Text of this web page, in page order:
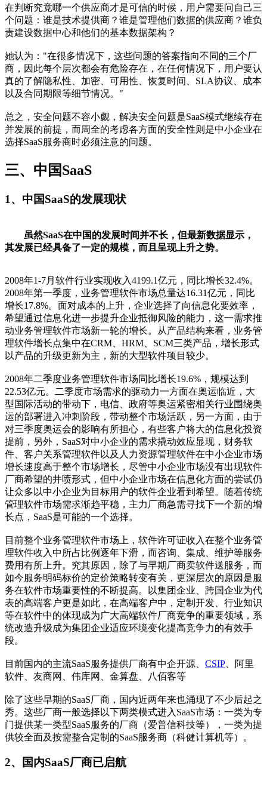
在判断究竟哪一个供应商才是可信的时候，用户需要问自己三
个问题：谁是技术提供商？谁是管理他们数据的供应商？谁负
责建设数据中心和他们的基本数据架构？
她认为："在很多情况下，这些问题的答案指向不同的三个厂
商，因此每个层次都会有危险存在，在任何情况下，用户要认
真的了解隐私性、加密、可用性、恢复时间、SLA协议、成本
以及合同期限等细节情况。"
总之，安全问题不容小觑，解决安全问题是SaaS模式继续存在
并发展的前提，而周全的考虑各方面的安全性则是中小企业在
选择SaaS服务商时必须注意的问题。
三、中国SaaS
1、中国SaaS的发展现状
虽然SaaS在中国的发展时间并不长，但最新数据显示，
其发展已经具备了一定的规模，而且呈现上升之势。
2008年1-7月软件行业实现收入4199.1亿元，同比增长32.4%。
2008年第一季度，业务管理软件市场总量达16.31亿元，同比
增长17.8%。面对成本的上升，企业选择了向信息化要效率，
希望通过信息化进一步提升企业抵御风险的能力，这一需求推
动业务管理软件市场新一轮的增长。从产品结构来看，业务管
理软件增长点集中在CRM、HRM、SCM三类产品，增长形式
以产品的升级更新为主，新的大型软件项目较少。
2008年二季度业务管理软件市场同比增长19.6%，规模达到
22.53亿元。二季度市场需求的驱动力一方面在奥运临近，大
型国际活动的带动下，电信、政府等奥运紧密相关行业围绕奥
运的部署进入冲刺阶段，带动整个市场活跃，另一方面，由于
对三季度奥运会的影响有所担心，有些客户将大的信息化投资
提前，另外，SaaS对中小企业的需求撬动效应显现，财务软
件、客户关系管理软件以及人力资源管理软件在中小企业市场
增长速度高于整个市场增长，尽管中小企业市场没有出现软件
厂商希望的井喷形式，但中小企业市场在信息化方面的尝试仍
让众多以中小企业为目标用户的软件企业看到希望。随着传统
管理软件市场需求渐趋平稳，主力厂商急需寻找下一个新的增
长点，SaaS是可能的一个选择。
目前整个业务管理软件市场上，软件许可证收入在整个业务管
理软件收入中所占比例逐年下滑，而咨询、集成、维护等服务
费用有所上升。究其原因，除了与早期厂商卖软件送服务，而
如今服务明码标价的定价策略转变有关，更深层次的原因是服
务在软件市场重要性的不断提高。以集团企业、跨国企业为代
表的高端客户更是如此，在高端客户中，定制开发、行业知识
等在软件中的体现成为广大高端软件厂商竞争的重要领域，系
统改造升级成为集团企业适应环境变化提高竞争力的有效手
段。
目前国内的主流SaaS服务提供厂商有中企开源、 CSIP 、阿里
软件、友商网、伟库网、金算盘、八佰客等
除了这些早期的SaaS厂商，国内近两年来也涌现了不少后起之
秀。这些厂商一般选择以下两类模式进入SaaS市场：一类为专
门提供某一类型SaaS服务的厂商（爱普信科技等），一类为提
供较全面及按需整合定制的SaaS服务商（科健计算机等）。
2、国内SaaS厂商已启航